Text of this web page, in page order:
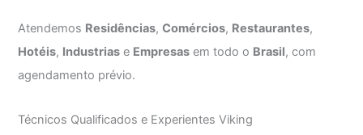
Atendemos Residências,Comércios, Restaurantes,
Hotéis, Industrias e Empresas em todo o Brasil, com
agendamento prévio.
Técnicos Qualificados e Experientes Viking